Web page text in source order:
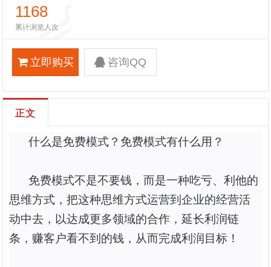
1168
累计浏览人次
立即购买 咨询QQ
正文
什么是免费模式？免费模式有什么用？
免费模式不是不要钱，而是一种吃亏、利他的
思维方式，把这种思维方式运营到企业的经营活
动中去，以达成更多领域的合作，延长利润链
条，赚客户看不到的钱，从而完成利润目标！